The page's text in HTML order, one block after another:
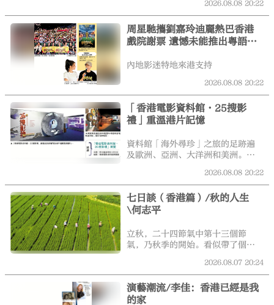
大公文匯
石、象牙、人牙），但不確定這些
牙齒是否直接填補進他的假牙。莊
園管家經手了那筆買賣，可能至少
是半強制的。奴隸是主人的「私有
像。
2026.08.08 20:22
周星馳攜劉嘉玲迪麗熱巴香港
戲院謝票 遺憾未能推出粵語版
內地影迷特地來港支持
2026.08.08 20:22
「香港電影資料館·25搜影
禮」重溫港片記憶
資料館「海外尋珍」之旅的足跡遍
及歐洲、亞洲、大洋洲和美洲。展
深度訪談影片，重溫資料館越洋尋
覓電影瑰寶的歷程，當中包括資料
館歷來規模最大的海外搜集電影院
商馮秉仲捐贈的數萬項北美洲戲院
的珍貴電影片段，包括李小龍早期
作品《人海孤鴻》（1960）彩色底
麟執導的《一板之隔》（1952）、
謝賢主演的《冬戀》（1968）和張
國榮主演的《阿飛正傳》（1990）
等，帶領參觀者以第一視角見證香
2026.08.08 20:22
七日談（香港篇）/秋的人生
\何志平
立秋，二十四節氣中第十三個節
氣，乃秋季的開始。看似帶了個秋
三個「熱節」，意味着立秋之後，
天氣仍然炎熱，常有「秋老虎」，
酷暑不會立刻退場。
2026.08.07 20:24
演藝潮流/李佳：香港已經是我
的家